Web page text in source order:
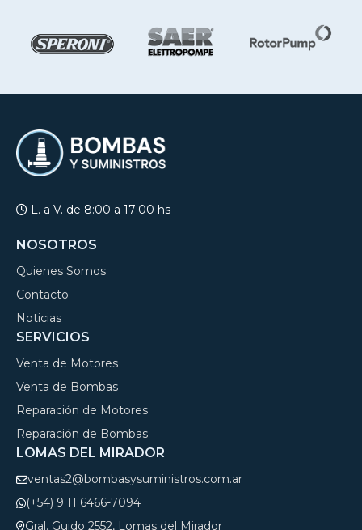
L. a V. de 8:00 a 17:00 hs
NOSOTROS
Quienes Somos
Contacto
Noticias
SERVICIOS
Venta de Motores
Venta de Bombas
Reparación de Motores
Reparación de Bombas
LOMAS DEL MIRADOR
ventas2@bombasysuministros.com.ar
(+54) 9 11 6466-7094
Gral. Guido 2552, Lomas del Mirador